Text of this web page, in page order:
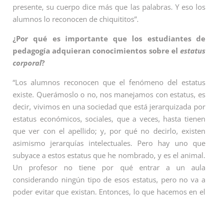
presente, su cuerpo dice más que las palabras. Y eso los
alumnos lo reconocen de chiquititos”.
¿Por qué es importante que los estudiantes de
pedagogía adquieran conocimientos sobre el estatus
corporal?
“Los alumnos reconocen que el fenómeno del estatus
existe. Querámoslo o no, nos manejamos con estatus, es
decir, vivimos en una sociedad que está jerarquizada por
estatus económicos, sociales, que a veces, hasta tienen
que ver con el apellido; y, por qué no decirlo, existen
asimismo jerarquías intelectuales. Pero hay uno que
subyace a estos estatus que he nombrado, y es el animal.
Un profesor no tiene por qué entrar a un aula
considerando ningún tipo de esos estatus, pero no va a
poder evitar que existan. Entonces, lo que hacemos en el